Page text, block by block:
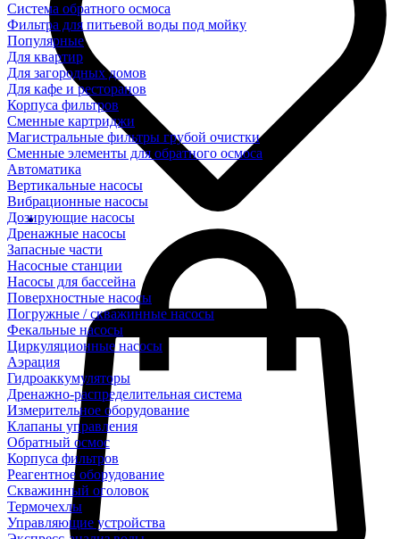
Система обратного осмоса
Фильтра для питьевой воды под мойку
Популярные
Для квартир
Для загородных домов
Для кафе и ресторанов
Корпуса фильтров
Сменные картриджи
Магистральные фильтры грубой очистки
Сменные элементы для обратного осмоса
Автоматика
Вертикальные насосы
Вибрационные насосы
Дозирующие насосы
Дренажные насосы
Запасные части
Насосные станции
Насосы для бассейна
Поверхностные насосы
Погружные / скважинные насосы
Фекальные насосы
Циркуляционные насосы
Аэрация
Гидроаккумуляторы
Дренажно-распределительная система
Измерительное оборудование
Клапаны управления
Обратный осмос
Корпуса фильтров
Реагентное оборудование
Скважинный оголовок
Термочехлы
Управляющие устройства